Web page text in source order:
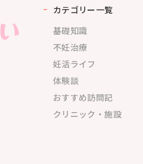
カテゴリー一覧
基礎知識
不妊治療
妊活ライフ
体験談
おすすめ訪問記
クリニック・施設